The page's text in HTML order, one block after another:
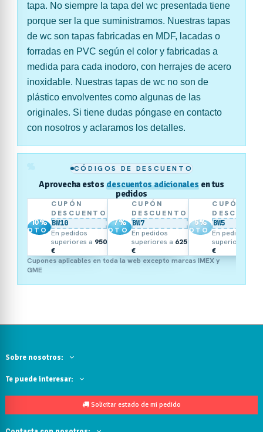
tapa. No siempre la tapa del wc presentada tiene
porque ser la que suministramos. Nuestras tapas
de wc son tapas fabricadas en MDF, lacadas o
forradas en PVC según el color y fabricadas a
medida para cada inodoro, con herrajes de acero
inoxidable. Nuestras tapas de wc no son de
plástico envolventes como algunas de las
originales. Si tiene dudas póngase en contacto
con nosotros y aclaramos los detalles.
CÓDIGOS DE DESCUENTO
Aprovecha estos descuentos adicionales en tus
pedidos
10%
DTO.
CUPÓN
DESCUENTO
BW10
En pedidos
superiores a 950
€
7%
DTO.
CUPÓN
DESCUENTO
BW7
En pedidos
superiores a 625
€
5%
DTO.
CUPÓN
BW5
En pedidos
superiores a
€
Cupones aplicables en toda la web excepto marcas IMEX y
GME
Sobre nosotros:
Te puede interesar:
Solicitar estado de mi pedido